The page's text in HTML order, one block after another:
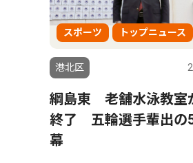
スポーツ トップニュース
港北区
綱島東 老舗水泳教室
終了 五輪選手輩出の
幕